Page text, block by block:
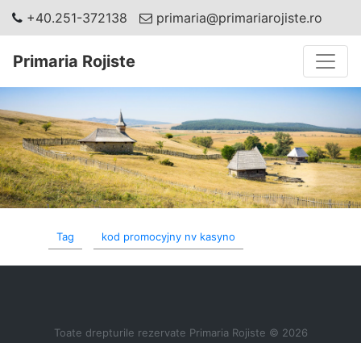
+40.251-372138 primaria@primariarojiste.ro
Primaria Rojiste
Tag kod promocyjny nv kasyno
Toate drepturile rezervate Primaria Rojiste © 2026